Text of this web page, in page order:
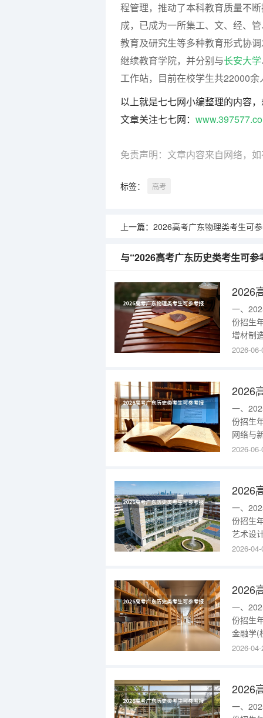
程管理，推动了本科教育质量不
成，已成为一所集工、文、经、
教育及研究生等多种教育形式协
继续教育学院，并分别与长安大学
工作站，目前在校学生共22000余
以上就是七七网小编整理的内容
文章关注七七网：
免责声明：文章内容来自网络，
标签： 高考
上一篇： 2026高考广东物理类考生可参考报昆明学院
与“2026高考广东历史类考生可
一、
份招生
增材制
部
2026-
一、
份招生
网络与
(校本部
2026-
一、
份招生
艺术设
设计学(
2026-
一、
份招生
金融学(
部
2026-
一、